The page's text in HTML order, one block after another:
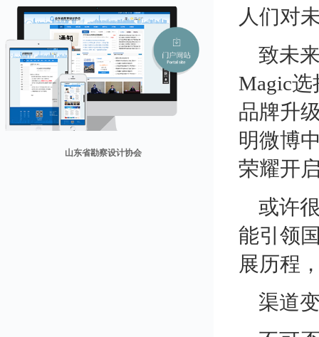
山东省勘察设计协会
1 2
人们对
致未
Magic
品牌升
明微博
荣耀开
或许
能引领
展历程
渠道